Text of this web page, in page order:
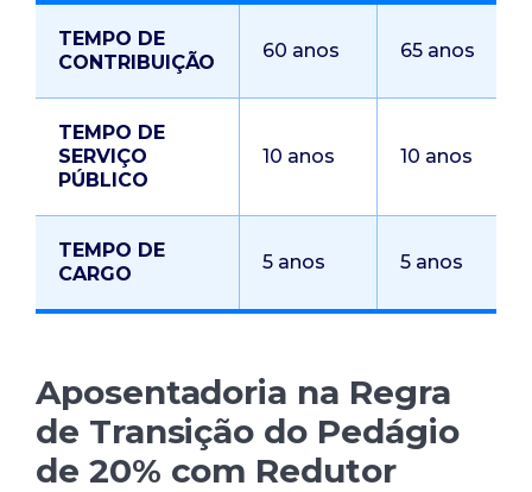
TEMPO DE
CONTRIBUIÇÃO
60 anos 65 anos
TEMPO DE
SERVIÇO
PÚBLICO
10 anos 10 anos
TEMPO DE
CARGO
5 anos 5 anos
Aposentadoria na Regra
de Transição do Pedágio
de 20% com Redutor